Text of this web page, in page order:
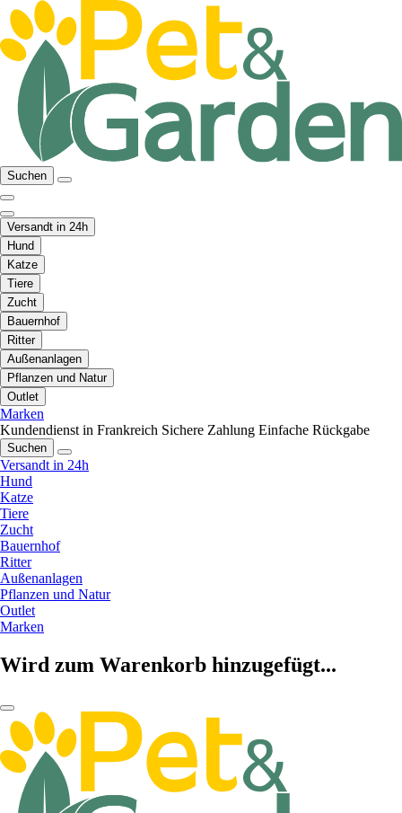
Suchen
Versandt in 24h
Hund
Katze
Tiere
Zucht
Bauernhof
Ritter
Außenanlagen
Pflanzen und Natur
Outlet
Marken
Kundendienst in Frankreich Sichere Zahlung Einfache Rückgabe
Suchen
Versandt in 24h
Hund
Katze
Tiere
Zucht
Bauernhof
Ritter
Außenanlagen
Pflanzen und Natur
Outlet
Marken
Wird zum Warenkorb hinzugefügt...